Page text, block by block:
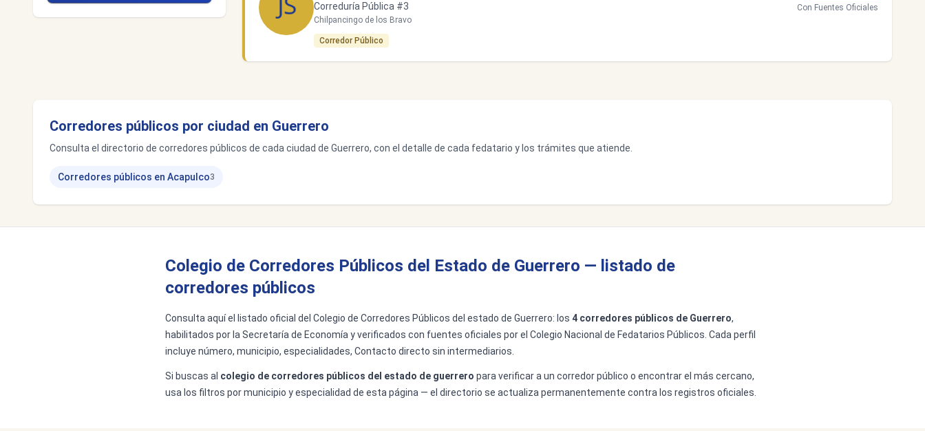
Correduría Pública #3
Chilpancingo de los Bravo
Con Fuentes Oficiales
Corredor Público
Corredores públicos por ciudad en Guerrero
Consulta el directorio de corredores públicos de cada ciudad de Guerrero, con el detalle de cada fedatario y los trámites que atiende.
Corredores públicos en Acapulco3
Colegio de Corredores Públicos del Estado de Guerrero — listado de
corredores públicos
Consulta aquí el listado oficial del Colegio de Corredores Públicos del estado de Guerrero: los 4 corredores públicos de Guerrero,
habilitados por la Secretaría de Economía y verificados con fuentes oficiales por el Colegio Nacional de Fedatarios Públicos. Cada perfil
incluye número, municipio, especialidades, Contacto directo sin intermediarios.
Si buscas al colegio de corredores públicos del estado de guerrero para verificar a un corredor público o encontrar el más cercano,
usa los filtros por municipio y especialidad de esta página — el directorio se actualiza permanentemente contra los registros oficiales.